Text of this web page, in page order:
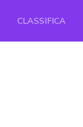
CLASSIFICA